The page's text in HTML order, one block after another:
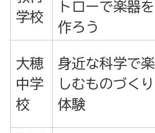
学校
トローで楽器を
作ろう
大穂
中学
校
身近な科学で楽
しむものづくり
体験